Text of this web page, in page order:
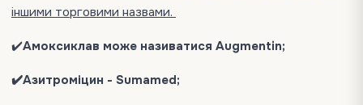
іншими торговими назвами.
✔️Амоксиклав може називатися Augmentin;
✔️Азитроміцин - Sumamed;